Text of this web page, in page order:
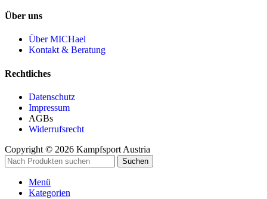
Über uns
Über MICHael
Kontakt & Beratung
Rechtliches
Datenschutz
Impressum
AGBs
Widerrufsrecht
Copyright © 2026 Kampfsport Austria
Suchen
Menü
Kategorien